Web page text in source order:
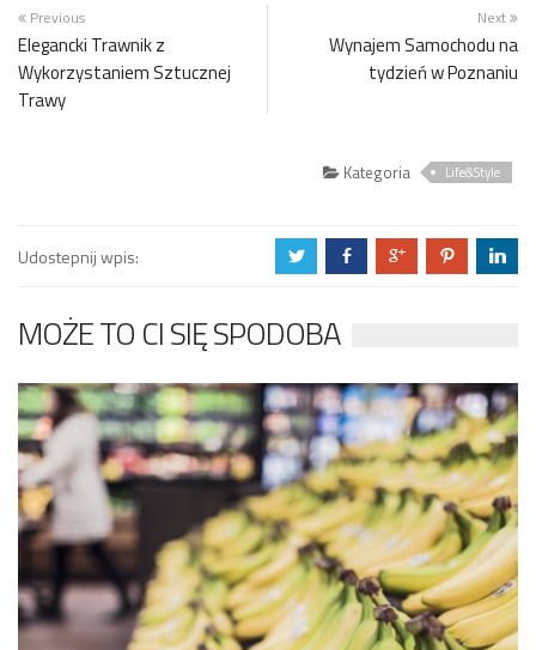
Previous
Elegancki Trawnik z
Wykorzystaniem Sztucznej
Trawy
Next
Wynajem Samochodu na
tydzień w Poznaniu
Kategoria Life&Style
Udostepnij wpis: a b c d j
MOŻE TO CI SIĘ SPODOBA